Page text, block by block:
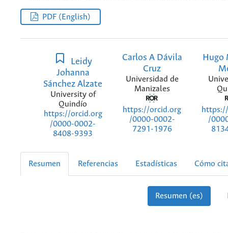
PDF (English)
Leidy
Johanna
Sánchez Alzate
University of
Quindío
https://orcid.org
/0000-0002-
8408-9393
Carlos A Dávila
Cruz
Universidad de
Manizales
https://orcid.org
/0000-0002-
7291-1976
Hugo
/
Resumen Referencias Estadísticas Cómo
Resumen (es)